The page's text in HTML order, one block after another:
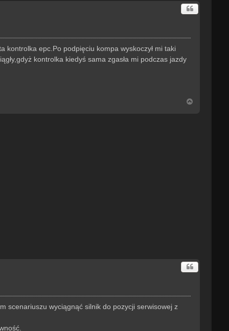
kontrolka epc.Po podpięciu kompa wyskoczył mi taki
kontrolka kiedyś sama zgasła mi podczas jazdy
scenariuszu wyciągnąć silnik do pozycji serwisowej z